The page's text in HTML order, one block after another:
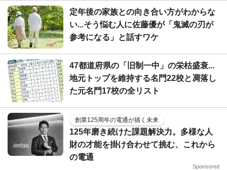
定年後の家族との向き合い方がわからな
い...そう悩む人に佐藤優が「鬼滅の刃が
参考になる」と話すワケ
47都道府県の「旧制一中」の栄枯盛衰...
地元トップを維持する名門22校と凋落し
た元名門17校の全リスト
創業125周年の電通が描く未来
125年磨き続けた課題解決力。多様な人
財の才能を掛け合わせて挑む、これから
の電通
Sponsored